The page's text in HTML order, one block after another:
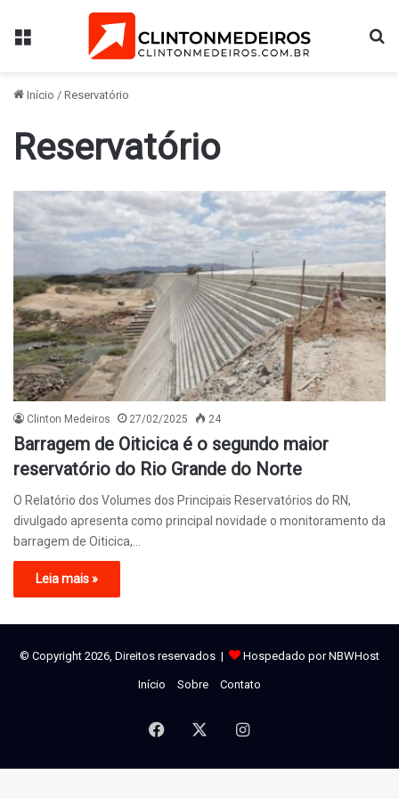
Menu
Início / Reservatório
Reservatório
Clinton Medeiros 27/02/2025 24
Barragem de Oiticica é o segundo maior
reservatório do Rio Grande do Norte
O Relatório dos Volumes dos Principais Reservatórios do RN,
divulgado apresenta como principal novidade o monitoramento da
barragem de Oiticica,…
Leia mais »
© Copyright 2026, Direitos reservados | Hospedado por NBWHost
Início Sobre Contato
Facebook Instagram